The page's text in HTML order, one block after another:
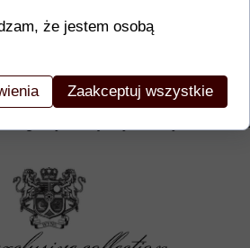
o produkcie
umieścić istotne informacje,
dotyczące montażu/
nagrody. Dzięki tym danym
że jestem osobą
Zaakceptuj wszystkie